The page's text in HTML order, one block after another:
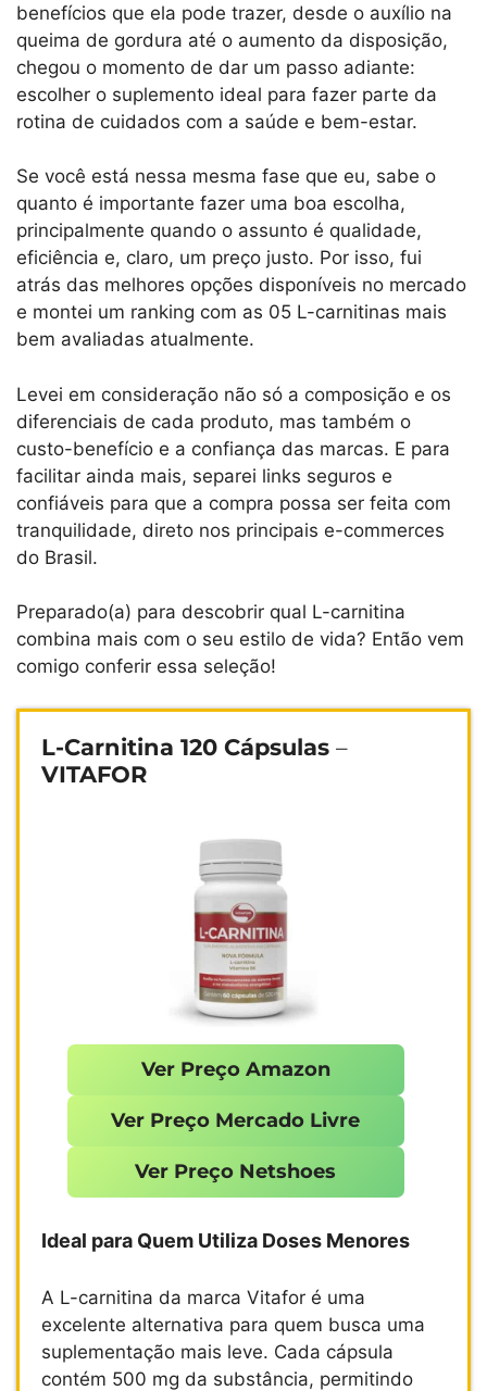
benefícios que ela pode trazer, desde o auxílio na
queima de gordura até o aumento da disposição,
chegou o momento de dar um passo adiante:
escolher o suplemento ideal para fazer parte da
rotina de cuidados com a saúde e bem-estar.
Se você está nessa mesma fase que eu, sabe o
quanto é importante fazer uma boa escolha,
principalmente quando o assunto é qualidade,
eficiência e, claro, um preço justo. Por isso, fui
atrás das melhores opções disponíveis no mercado
e montei um ranking com as 05 L-carnitinas mais
bem avaliadas atualmente.
Levei em consideração não só a composição e os
diferenciais de cada produto, mas também o
custo-benefício e a confiança das marcas. E para
facilitar ainda mais, separei links seguros e
confiáveis para que a compra possa ser feita com
tranquilidade, direto nos principais e-commerces
do Brasil.
Preparado(a) para descobrir qual L-carnitina
combina mais com o seu estilo de vida? Então vem
comigo conferir essa seleção!
L-Carnitina 120 Cápsulas –
VITAFOR
Ver Preço Amazon
Ver Preço Mercado Livre
Ver Preço Netshoes
Ideal para Quem Utiliza Doses Menores
A L-carnitina da marca Vitafor é uma
excelente alternativa para quem busca uma
suplementação mais leve. Cada cápsula
contém 500 mg da substância, permitindo